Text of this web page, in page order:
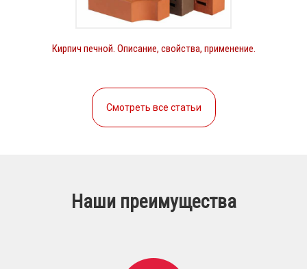
Кирпич печной. Описание, свойства, применение.
Смотреть все статьи
Наши преимущества